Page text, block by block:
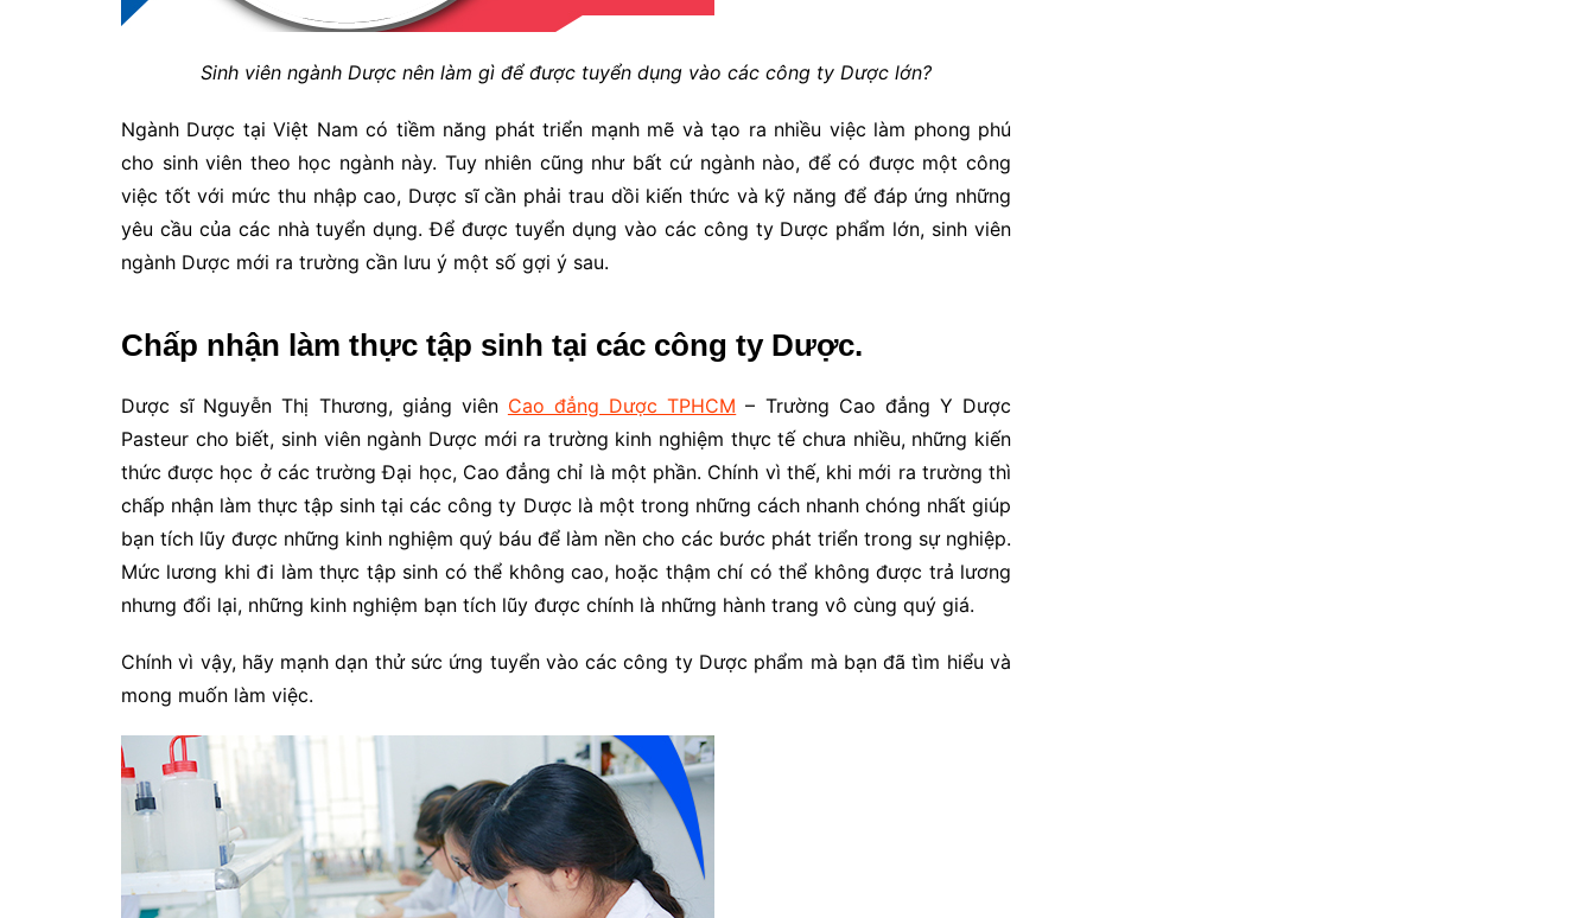
Sinh viên ngành Dược nên làm gì để được tuyển dụng vào các công ty Dược lớn?
Ngành Dược tại Việt Nam có tiềm năng phát triển mạnh mẽ và tạo ra nhiều việc làm phong phú
cho sinh viên theo học ngành này. Tuy nhiên cũng như bất cứ ngành nào, để có được một công
việc tốt với mức thu nhập cao, Dược sĩ cần phải trau dồi kiến thức và kỹ năng để đáp ứng những
yêu cầu của các nhà tuyển dụng. Để được tuyển dụng vào các công ty Dược phẩm lớn, sinh viên
ngành Dược mới ra trường cần lưu ý một số gợi ý sau.
Chấp nhận làm thực tập sinh tại các công ty Dược.
Dược sĩ Nguyễn Thị Thương, giảng viên Cao đẳng Dược TPHCM – Trường Cao đẳng Y Dược
Pasteur cho biết, sinh viên ngành Dược mới ra trường kinh nghiệm thực tế chưa nhiều, những kiến
thức được học ở các trường Đại học, Cao đẳng chỉ là một phần. Chính vì thế, khi mới ra trường thì
chấp nhận làm thực tập sinh tại các công ty Dược là một trong những cách nhanh chóng nhất giúp
bạn tích lũy được những kinh nghiệm quý báu để làm nền cho các bước phát triển trong sự nghiệp.
Mức lương khi đi làm thực tập sinh có thể không cao, hoặc thậm chí có thể không được trả lương
nhưng đổi lại, những kinh nghiệm bạn tích lũy được chính là những hành trang vô cùng quý giá.
Chính vì vậy, hãy mạnh dạn thử sức ứng tuyển vào các công ty Dược phẩm mà bạn đã tìm hiểu và
mong muốn làm việc.